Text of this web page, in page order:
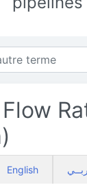
English